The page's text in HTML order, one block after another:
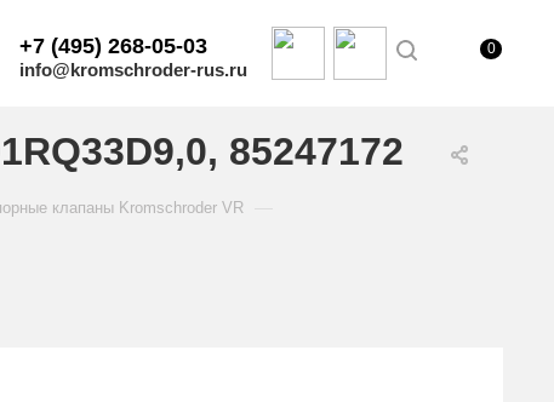
+7 (495) 268-05-03
info@kromschroder-rus.ru
0
85247172
клапаны Kromschroder VR